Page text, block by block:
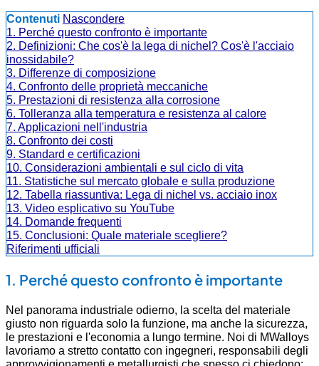
Contenuti Nascondere
1. Perché questo confronto è importante
2. Definizioni: Che cos'è la lega di nichel? Cos'è l'acciaio
inossidabile?
3. Differenze di composizione
4. Confronto delle proprietà meccaniche
5. Prestazioni di resistenza alla corrosione
6. Tolleranza alla temperatura e resistenza al calore
7. Applicazioni nell'industria
8. Confronto dei costi
9. Standard e certificazioni
10. Considerazioni ambientali e sul ciclo di vita
11. Statistiche sul mercato globale e sulla produzione
12. Tabella riassuntiva: Lega di nichel vs. acciaio inox
13. Video esplicativo su YouTube
14. Domande frequenti
15. Conclusioni: Quale materiale scegliere?
Riferimenti ufficiali
1. Perché questo confronto è importante
Nel panorama industriale odierno, la scelta del materiale
giusto non riguarda solo la funzione, ma anche la sicurezza,
le prestazioni e l'economia a lungo termine. Noi di MWalloys
lavoriamo a stretto contatto con ingegneri, responsabili degli